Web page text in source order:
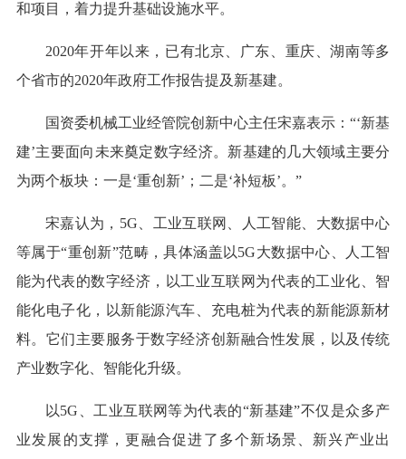
和项目，着力提升基础设施水平。
2020年开年以来，已有北京、广东、重庆、湖南等多
个省市的2020年政府工作报告提及新基建。
国资委机械工业经管院创新中心主任宋嘉表示：“‘新基
建’主要面向未来奠定数字经济。新基建的几大领域主要分
为两个板块：一是‘重创新’；二是‘补短板’。”
宋嘉认为，5G、工业互联网、人工智能、大数据中心
等属于“重创新”范畴，具体涵盖以5G大数据中心、人工智
能为代表的数字经济，以工业互联网为代表的工业化、智
能化电子化，以新能源汽车、充电桩为代表的新能源新材
料。它们主要服务于数字经济创新融合性发展，以及传统
产业数字化、智能化升级。
以5G、工业互联网等为代表的“新基建”不仅是众多产
业发展的支撑，更融合促进了多个新场景、新兴产业出